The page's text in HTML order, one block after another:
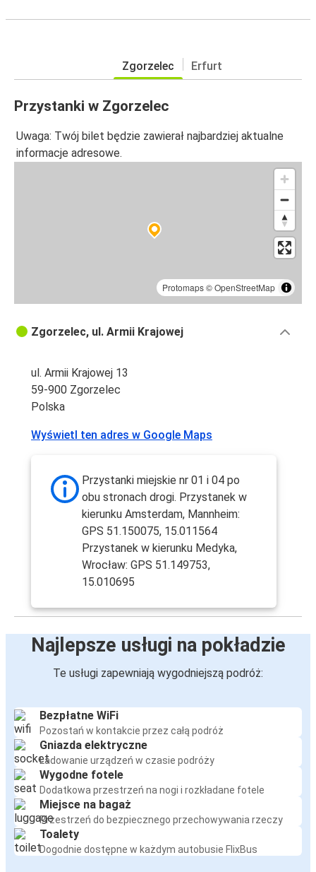
Zgorzelec Erfurt
Przystanki w Zgorzelec
Uwaga: Twój bilet będzie zawierał najbardziej aktualne
informacje adresowe.
Protomaps©OpenStreetMap
Zgorzelec, ul. Armii Krajowej
ul. Armii Krajowej 13
59-900 Zgorzelec
Polska
Wyświetl ten adres w Google Maps
Przystanki miejskie nr 01 i 04 po
obu stronach drogi. Przystanek w
kierunku Amsterdam, Mannheim:
GPS 51.150075, 15.011564
Przystanek w kierunku Medyka,
Wrocław: GPS 51.149753,
15.010695
Najlepsze usługi na pokładzie
Te usługi zapewniają wygodniejszą podróż:
Bezpłatne WiFi
Pozostań w kontakcie przez całą podróż
Gniazda elektryczne
Ładowanie urządzeń w czasie podróży
Wygodne fotele
Dodatkowa przestrzeń na nogi i rozkładane fotele
Miejsce na bagaż
Przestrzeń do bezpiecznego przechowywania rzeczy
Toalety
Dogodnie dostępne w każdym autobusie FlixBus